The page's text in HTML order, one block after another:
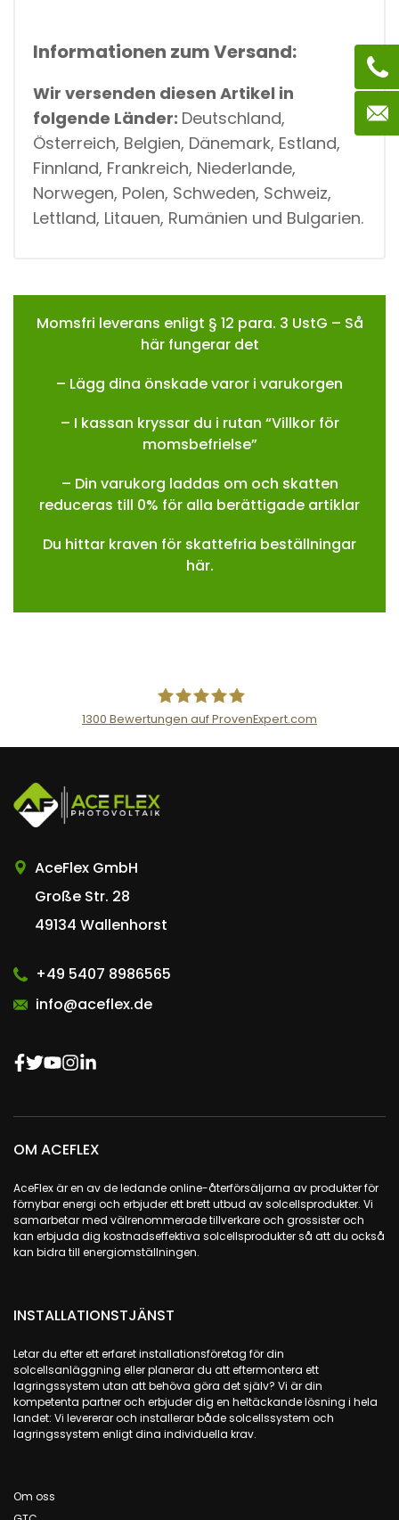
Informationen zum Versand:
Wir versenden diesen Artikel in
folgende Länder: Deutschland,
Österreich, Belgien, Dänemark, Estland,
Finnland, Frankreich, Niederlande,
Norwegen, Polen, Schweden, Schweiz,
Lettland, Litauen, Rumänien und Bulgarien.
Momsfri leverans enligt § 12 para. 3 UstG – Så
här fungerar det
– Lägg dina önskade varor i varukorgen
– I kassan kryssar du i rutan “Villkor för
momsbefrielse”
– Din varukorg laddas om och skatten
reduceras till 0% för alla berättigade artiklar
Du hittar kraven för skattefria beställningar
här.
AceFlex GmbH
1300 Bewertungen auf ProvenExpert.com
AceFlex GmbH
Große Str. 28
49134 Wallenhorst
+49 5407 8986565
info@aceflex.de
OM ACEFLEX
AceFlex är en av de ledande online-återförsäljarna av produkter för
förnybar energi och erbjuder ett brett utbud av solcellsprodukter. Vi
samarbetar med välrenommerade tillverkare och grossister och
kan erbjuda dig kostnadseffektiva solcellsprodukter så att du också
kan bidra till energiomställningen.
INSTALLATIONSTJÄNST
Letar du efter ett erfaret installationsföretag för din
solcellsanläggning eller planerar du att eftermontera ett
lagringssystem utan att behöva göra det själv? Vi är din
kompetenta partner och erbjuder dig en heltäckande lösning i hela
landet: Vi levererar och installerar både solcellssystem och
lagringssystem enligt dina individuella krav.
Om oss